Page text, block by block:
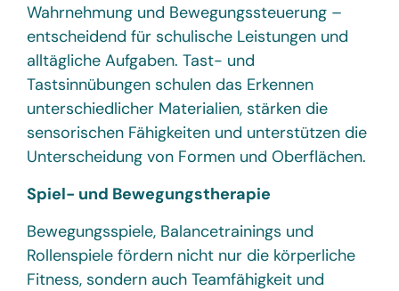
Wahrnehmung und Bewegungssteuerung –
entscheidend für schulische Leistungen und
alltägliche Aufgaben. Tast- und
Tastsinnübungen schulen das Erkennen
unterschiedlicher Materialien, stärken die
sensorischen Fähigkeiten und unterstützen die
Unterscheidung von Formen und Oberflächen.
Spiel- und Bewegungstherapie
Bewegungsspiele, Balancetrainings und
Rollenspiele fördern nicht nur die körperliche
Fitness, sondern auch Teamfähigkeit und